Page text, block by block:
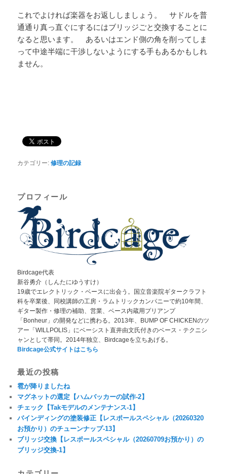
これでよければ楽器をお返ししましょう。 サドルを普
通通り真っ直ぐにするにはブリッジごと交換することに
なると思います。 あるいはエンド側の角を削ってしま
って中途半端に干渉しないようにする手もあるかもしれ
ません。
カテゴリー: 修理の記録
プロフィール
Birdcage代表
新谷勇介（しんたにゆうすけ）
19歳でエレクトリック・ベースに出会う。国立音楽院ギタークラフト
科を卒業後、同校講師の工房・ラムトリックカンパニーで約10年間、
ギター製作・修理の補助、営業、ベース内蔵用プリアンプ
「Bonheur」の開発などに携わる。2013年、BUMP OF CHICKENのツ
アー「WILLPOLIS」にベーシスト直井由文氏付きのベース・テクニシ
ャンとして帯同。2014年独立、Birdcageを立ちあげる。
Birdcage公式サイトはこちら
最近の投稿
雹が降りましたね
マグネットの選定【ハムバッカーの試作-2】
チェック【Takモデルのメンテナンス-1】
バインディングの塗装修正【レスポールスペシャル（20260320
お預かり）のチューンナップ-13】
ブリッジ交換【レスポールスペシャル（20260709お預かり）の
ブリッジ交換-1】